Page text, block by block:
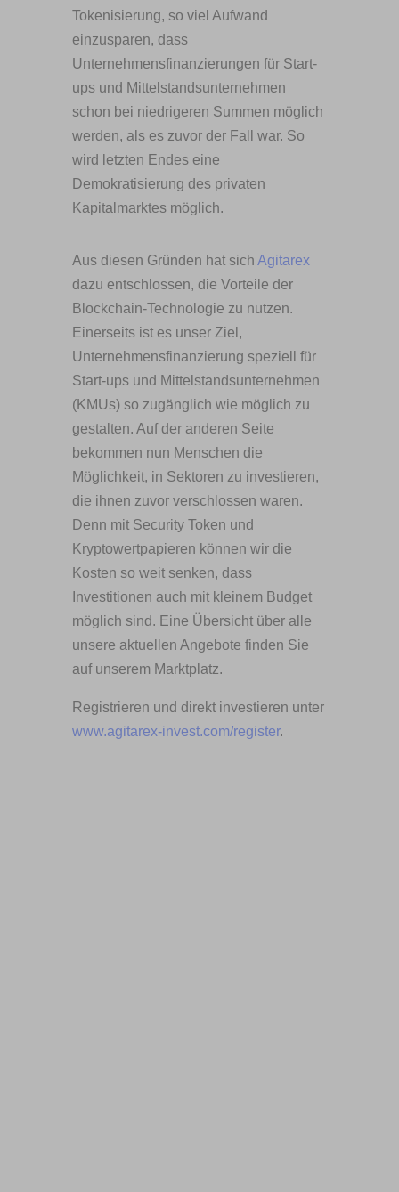
Tokenisierung, so viel Aufwand
einzusparen, dass
Unternehmensfinanzierungen für Start-
ups und Mittelstandsunternehmen
schon bei niedrigeren Summen möglich
werden, als es zuvor der Fall war. So
wird letzten Endes eine
Demokratisierung des privaten
Kapitalmarktes möglich.
Aus diesen Gründen hat sich Agitarex
dazu entschlossen, die Vorteile der
Blockchain-Technologie zu nutzen.
Einerseits ist es unser Ziel,
Unternehmensfinanzierung speziell für
Start-ups und Mittelstandsunternehmen
(KMUs) so zugänglich wie möglich zu
gestalten. Auf der anderen Seite
bekommen nun Menschen die
Möglichkeit, in Sektoren zu investieren,
die ihnen zuvor verschlossen waren.
Denn mit Security Token und
Kryptowertpapieren können wir die
Kosten so weit senken, dass
Investitionen auch mit kleinem Budget
möglich sind. Eine Übersicht über alle
unsere aktuellen Angebote finden Sie
auf unserem Marktplatz.
Registrieren und direkt investieren unter
www.agitarex-invest.com/register.